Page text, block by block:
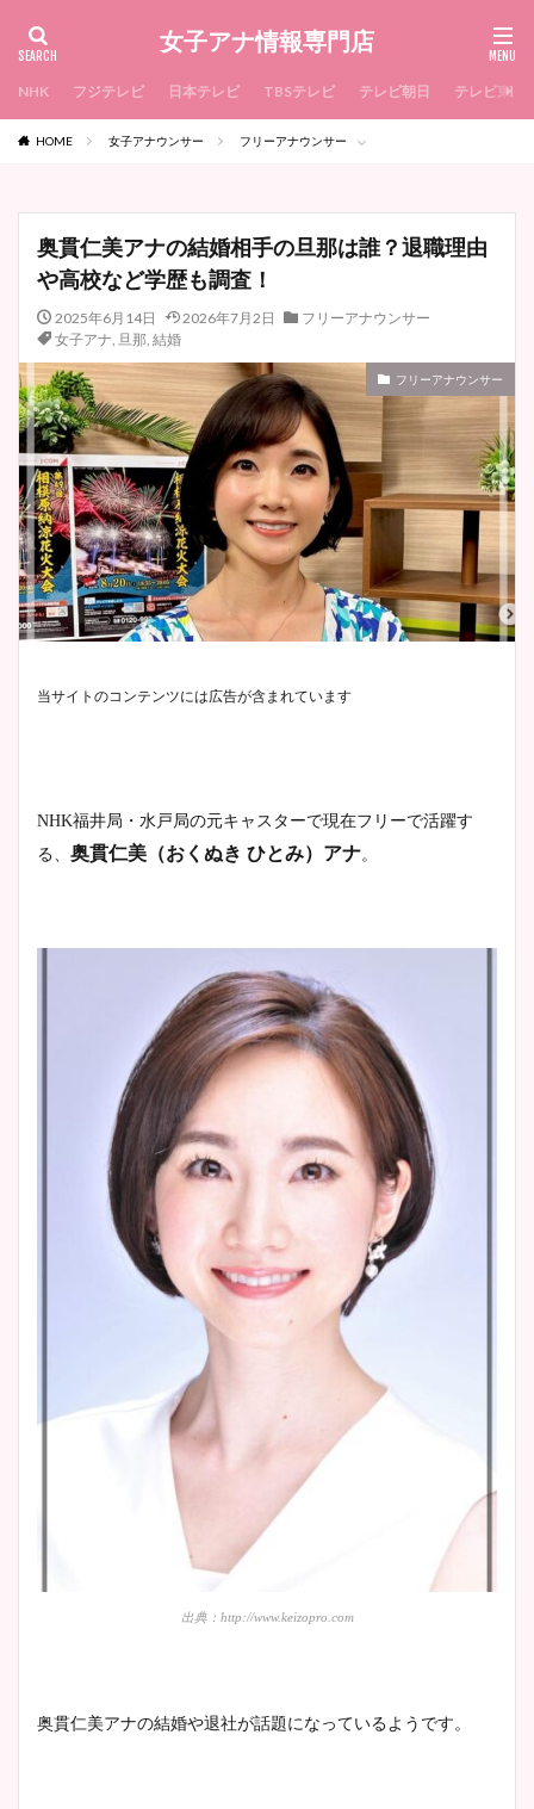
女子アナ情報専門店
NHK フジテレビ 日本テレビ TBSテレビ テレビ朝日 テレビ東京
HOME 女子アナウンサー フリーアナウンサー
奥貫仁美アナの結婚相手の旦那は誰？退職理由
や高校など学歴も調査！
2025年6月14日 2026年7月2日
フリーアナウンサー
女子アナ, 旦那, 結婚
フリーアナウンサー
当サイトのコンテンツには広告が含まれています
NHK福井局・水戸局の元キャスターで現在フリーで活躍す
る、 奥貫仁美（おくぬき ひとみ）アナ。
出典：http://www.keizopro.com
奥貫仁美アナの結婚や退社が話題になっているようです。